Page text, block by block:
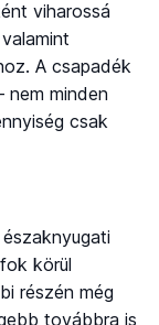
viharossá
A csapadék
nem minden
csak
körül
részén még
továbbra is